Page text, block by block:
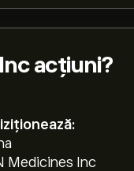
acțiuni?
Medicines Inc